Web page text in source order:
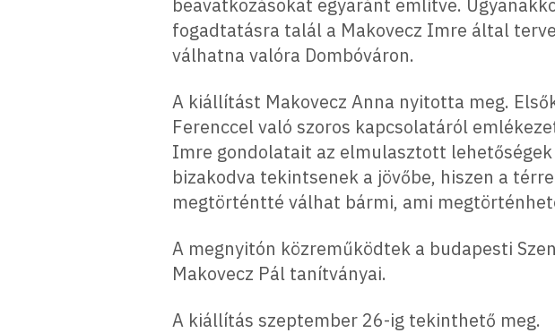
beavatkozásokat egyaránt említve.
fogadtatásra talál a Makovecz Imre által
válhatna valóra Dombóváron.
A kiállítást Makovecz Anna nyitotta meg.
Ferenccel való szoros kapcsolatáról
Imre gondolatait az elmulasztott
bizakodva tekintsenek a jövőbe, hiszen a
megtörténtté válhat bármi, ami
A megnyitón közreműködtek a budapesti
Makovecz Pál tanítványai.
A kiállítás szeptember 26-ig tekinthető meg.